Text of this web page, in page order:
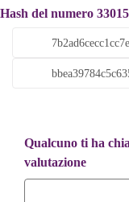
Hash del numero
Qualcuno ti ha
valutazione